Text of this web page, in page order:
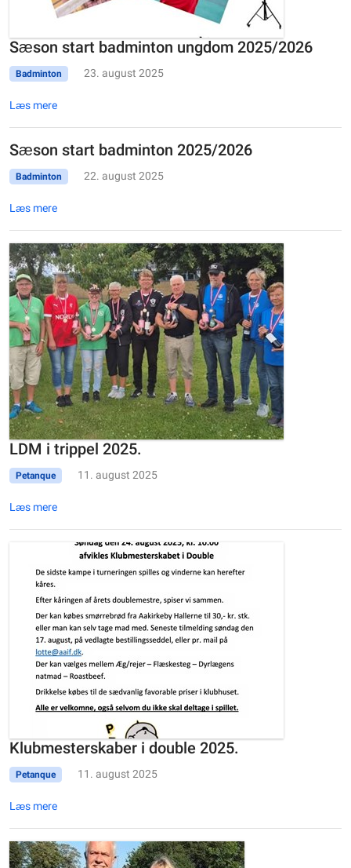
Sæson start badminton ungdom 2025/2026
Badminton 23. august 2025
Læs mere
Sæson start badminton 2025/2026
Badminton 22. august 2025
Læs mere
LDM i trippel 2025.
Petanque 11. august 2025
Læs mere
Klubmesterskaber i double 2025.
Petanque 11. august 2025
Læs mere